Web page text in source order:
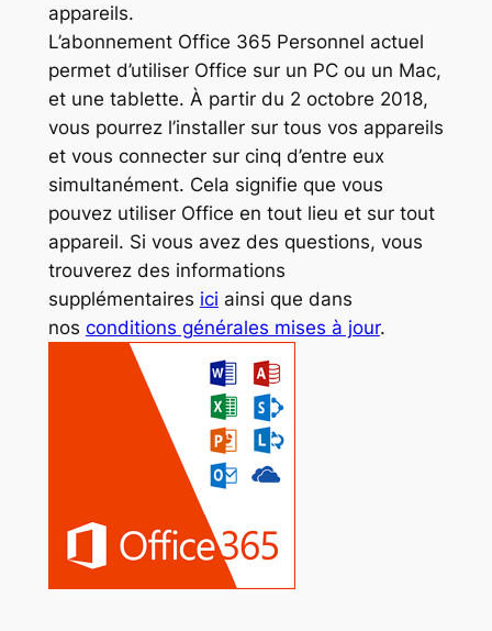
appareils.
L’abonnement Office 365 Personnel actuel
permet d’utiliser Office sur un PC ou un Mac,
et une tablette. À partir du 2 octobre 2018,
vous pourrez l’installer sur tous vos appareils
et vous connecter sur cinq d’entre eux
simultanément. Cela signifie que vous
pouvez utiliser Office en tout lieu et sur tout
appareil. Si vous avez des questions, vous
trouverez des informations
supplémentaires ici ainsi que dans
nos conditions générales mises à jour.